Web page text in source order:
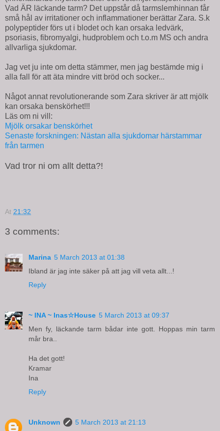
Vad ÄR läckande tarm? Det uppstår då tarmslemhinnan får
små hål av irritationer och inflammationer berättar Zara. S.k
polypeptider förs ut i blodet och kan orsaka ledvärk,
psoriasis, fibromyalgi, hudproblem och t.o.m MS och andra
allvarliga sjukdomar.
Jag vet ju inte om detta stämmer, men jag bestämde mig i
alla fall för att äta mindre vitt bröd och socker...
Något annat revolutionerande som Zara skriver är att mjölk
kan orsaka benskörhet!!!
Läs om ni vill:
Mjölk orsakar benskörhet
Senaste forskningen: Nästan alla sjukdomar härstammar
från tarmen
Vad tror ni om allt detta?!
At 21:32
3 comments:
Marina 5 March 2013 at 01:38
Ibland är jag inte säker på att jag vill veta allt...!
Reply
~ INA ~ Inas☆House 5 March 2013 at 09:37
Men fy, läckande tarm bådar inte gott. Hoppas min tarm
mår bra..
Ha det gott!
Kramar
Ina
Reply
Unknown
5 March 2013 at 21:13